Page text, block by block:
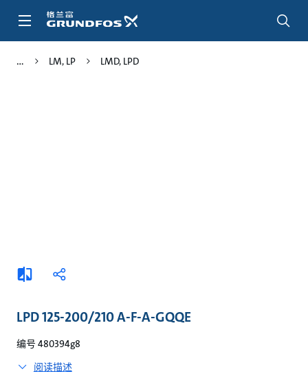
LM, LP LMD, LPD
添
加
分
LPD 125-200/210 A-F-A-GQQE
编号 480394g8
阅读描述